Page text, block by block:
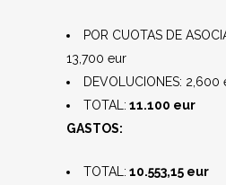
POR CUOTAS DE
13,700 eur
DEVOLUCIONES: 2,600
TOTAL: 11.100 eur
GASTOS:
TOTAL: 10.553,15 eur